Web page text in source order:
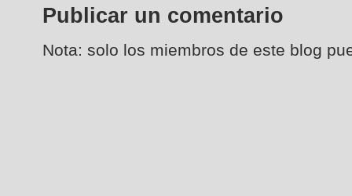
Publicar un comentario
Nota: solo los miembros de este blog